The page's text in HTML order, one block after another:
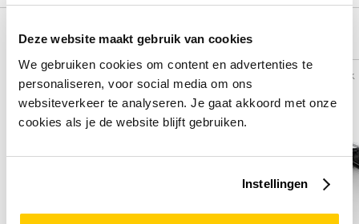
Deze website maakt gebruik van cookies
We gebruiken cookies om content en advertenties te
personaliseren, voor social media om ons
websiteverkeer te analyseren. Je gaat akkoord met onze
cookies als je de website blijft gebruiken.
Instellingen
Alternatieven
Vergelijk Vergelijk